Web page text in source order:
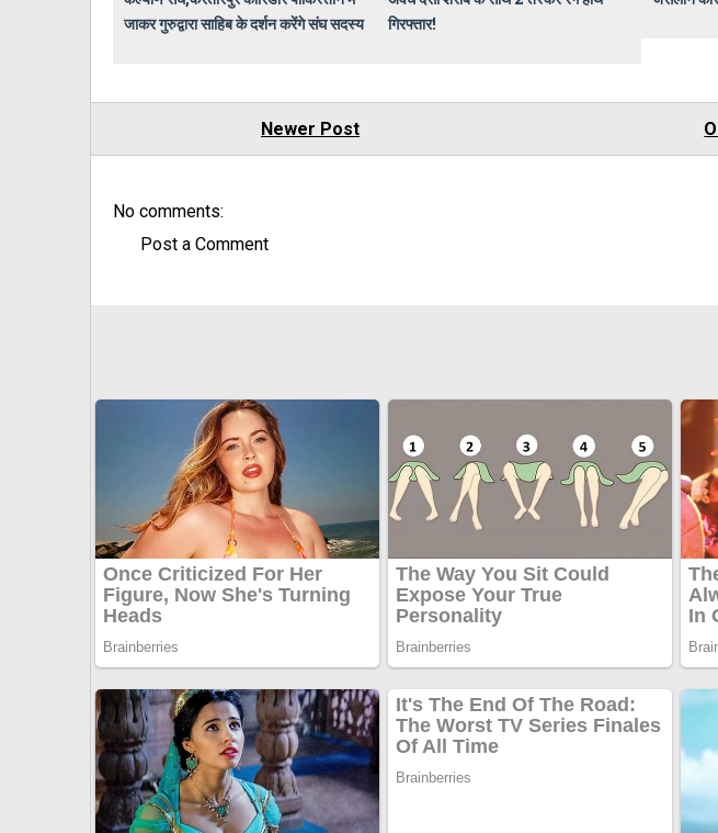
जाकर गुरुद्वारा साहिब के दर्शन करेंगे संघ सदस्य
गिरफ्तार!
Newer Post
No comments:
Post a Comment